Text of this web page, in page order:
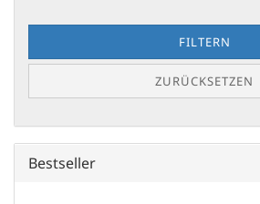
FILTERN
ZURÜCKSETZEN
Bestseller